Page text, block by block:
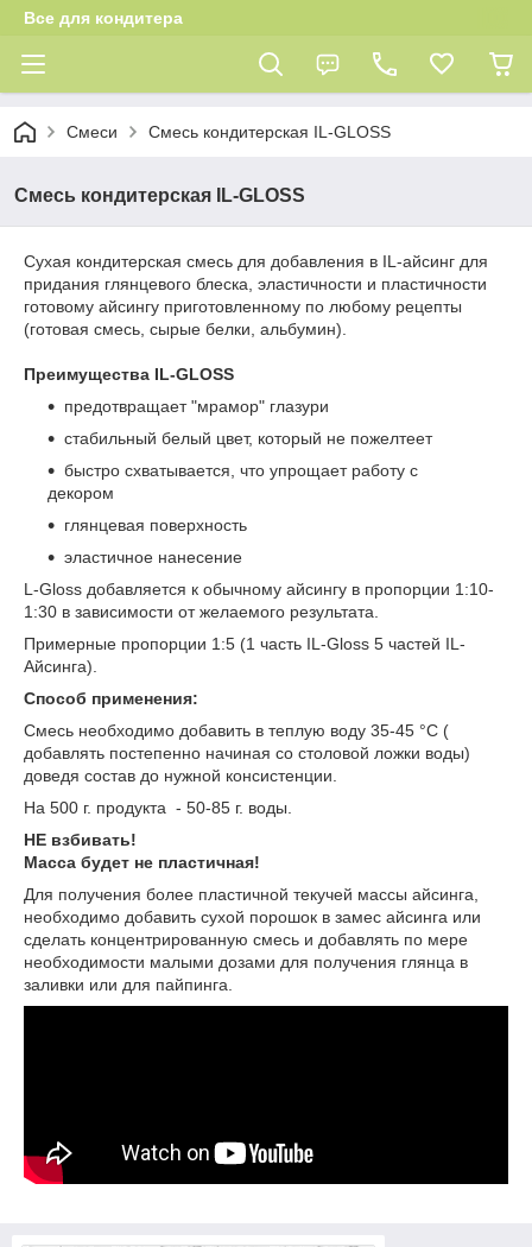
Все для кондитера
Смеси Смесь кондитерская IL-GLOSS
Смесь кондитерская IL-GLOSS
Сухая кондитерская смесь для добавления в IL-айсинг для
придания глянцевого блеска, эластичности и пластичности
готовому айсингу приготовленному по любому рецепты
(готовая смесь, сырые белки, альбумин).
Преимущества IL-GLOSS
предотвращает "мрамор" глазури
стабильный белый цвет, который не пожелтеет
быстро схватывается, что упрощает работу с
декором
глянцевая поверхность
эластичное нанесение
L-Gloss добавляется к обычному айсингу в пропорции 1:10-
1:30 в зависимости от желаемого результата.
Примерные пропорции 1:5 (1 часть IL-Gloss 5 частей IL-
Айсинга).
Способ применения:
Смесь необходимо добавить в теплую воду 35-45 °С (
добавлять постепенно начиная со столовой ложки воды)
доведя состав до нужной консистенции.
На 500 г. продукта - 50-85 г. воды.
НЕ взбивать!
Масса будет не пластичная!
Для получения более пластичной текучей массы айсинга,
необходимо добавить сухой порошок в замес айсинга или
сделать концентрированную смесь и добавлять по мере
необходимости малыми дозами для получения глянца в
заливки или для пайпинга.